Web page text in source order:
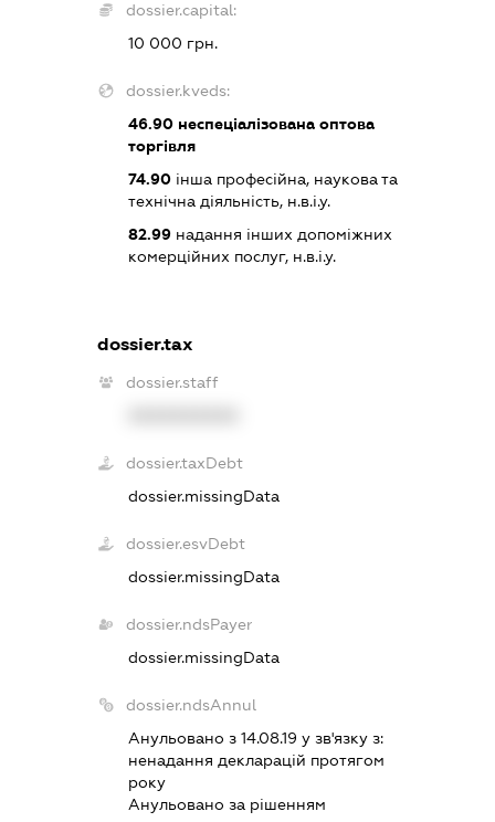
dossier.capital:
10 000 грн.
dossier.kveds:
46.90неспеціалізована оптова
торгівля
74.90інша професійна, наукова та
технічна діяльність, н.в.і.у.
82.99надання інших допоміжних
комерційних послуг, н.в.і.у.
dossier.tax
dossier.staff
dossier.taxDebt
dossier.missingData
dossier.esvDebt
dossier.missingData
dossier.ndsPayer
dossier.missingData
dossier.ndsAnnul
Анульовано з 14.08.19 у зв'язку з:
ненадання декларацiй протягом
року
Анульовано за рiшенням